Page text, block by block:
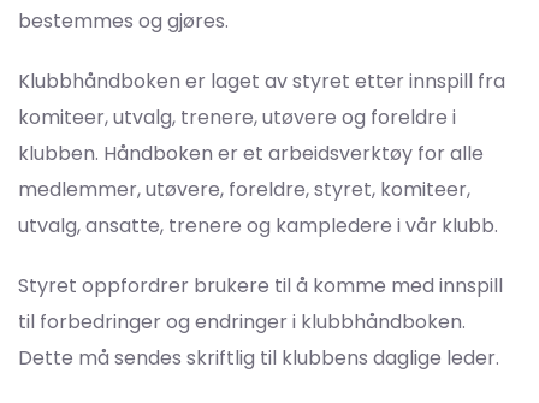
bestemmes og gjøres.
Klubbhåndboken er laget av styret etter innspill fra
komiteer, utvalg, trenere, utøvere og foreldre i
klubben. Håndboken er et arbeidsverktøy for alle
medlemmer, utøvere, foreldre, styret, komiteer,
utvalg, ansatte, trenere og kampledere i vår klubb.
Styret oppfordrer brukere til å komme med innspill
til forbedringer og endringer i klubbhåndboken.
Dette må sendes skriftlig til klubbens daglige leder.